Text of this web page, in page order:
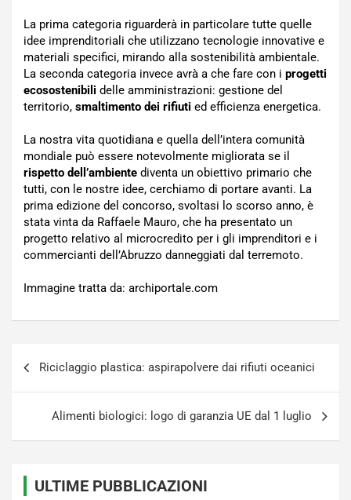
La prima categoria riguarderà in particolare tutte quelle
idee imprenditoriali che utilizzano tecnologie innovative e
materiali specifici, mirando alla sostenibilità ambientale.
La seconda categoria invece avrà a che fare con i progetti
ecosostenibili delle amministrazioni: gestione del
territorio, smaltimento dei rifiuti ed efficienza energetica.
La nostra vita quotidiana e quella dell’intera comunità
mondiale può essere notevolmente migliorata se il
rispetto dell’ambiente diventa un obiettivo primario che
tutti, con le nostre idee, cerchiamo di portare avanti. La
prima edizione del concorso, svoltasi lo scorso anno, è
stata vinta da Raffaele Mauro, che ha presentato un
progetto relativo al microcredito per i gli imprenditori e i
commercianti dell’Abruzzo danneggiati dal terremoto.
Immagine tratta da: archiportale.com
Riciclaggio plastica: aspirapolvere dai rifiuti oceanici
Alimenti biologici: logo di garanzia UE dal 1 luglio
ULTIME PUBBLICAZIONI